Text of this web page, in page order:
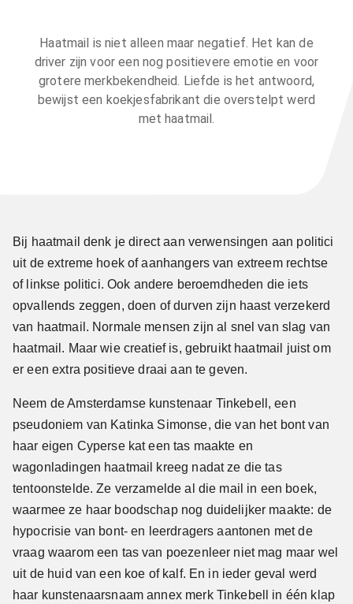
Haatmail is niet alleen maar negatief. Het kan de
driver zijn voor een nog positievere emotie en voor
grotere merkbekendheid. Liefde is het antwoord,
bewijst een koekjesfabrikant die overstelpt werd
met haatmail.
Bij haatmail denk je direct aan verwensingen aan politici
uit de extreme hoek of aanhangers van extreem rechtse
of linkse politici. Ook andere beroemdheden die iets
opvallends zeggen, doen of durven zijn haast verzekerd
van haatmail. Normale mensen zijn al snel van slag van
haatmail. Maar wie creatief is, gebruikt haatmail juist om
er een extra positieve draai aan te geven.
Neem de Amsterdamse kunstenaar Tinkebell, een
pseudoniem van Katinka Simonse, die van het bont van
haar eigen Cyperse kat een tas maakte en
wagonladingen haatmail kreeg nadat ze die tas
tentoonstelde. Ze verzamelde al die mail in een boek,
waarmee ze haar boodschap nog duidelijker maakte: de
hypocrisie van bont- en leerdragers aantonen met de
vraag waarom een tas van poezenleer niet mag maar wel
uit de huid van een koe of kalf. En in ieder geval werd
haar kunstenaarsnaam annex merk Tinkebell in één klap